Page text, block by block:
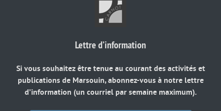
Lettre d’information
Si vous souhaitez être tenue au courant des activités et
publications de Marsouin, abonnez-vous à notre lettre
d’information (un courriel par semaine maximum).